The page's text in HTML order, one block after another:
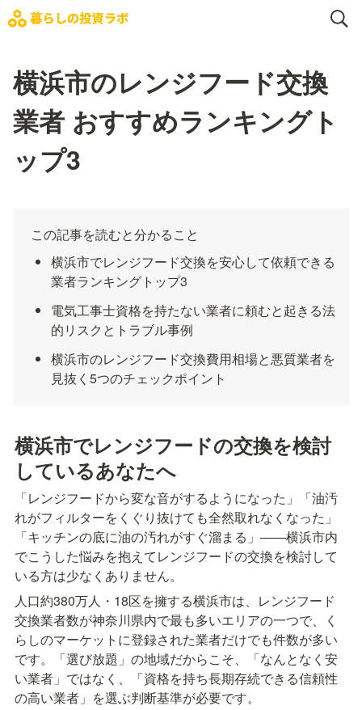
横浜市のレンジフード交換
業者 おすすめランキングト
ップ3
この記事を読むと分かること
横浜市でレンジフード交換を安心して依頼できる
業者ランキングトップ3
電気工事士資格を持たない業者に頼むと起きる法
的リスクとトラブル事例
横浜市のレンジフード交換費用相場と悪質業者を
見抜く5つのチェックポイント
横浜市でレンジフードの交換を検討
しているあなたへ
「レンジフードから変な音がするようになった」「油汚
れがフィルターをくぐり抜けても全然取れなくなった」
「キッチンの底に油の汚れがすぐ溜まる」——横浜市内
でこうした悩みを抱えてレンジフードの交換を検討して
いる方は少なくありません。
人口約380万人・18区を擁する横浜市は、レンジフード
交換業者数が神奈川県内で最も多いエリアの一つで、く
らしのマーケットに登録された業者だけでも件数が多い
です。「選び放題」の地域だからこそ、「なんとなく安
い業者」ではなく、「資格を持ち長期存続できる信頼性
の高い業者」を選ぶ判断基準が必要です。